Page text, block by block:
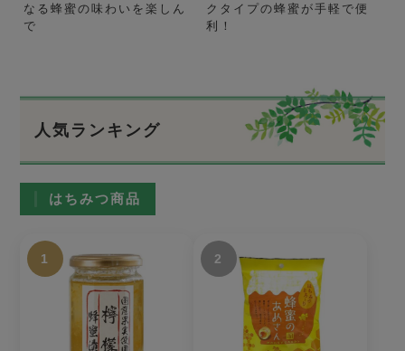
なる蜂蜜の味わいを楽しん
で
クタイプの蜂蜜が手軽で便
利！
人気ランキング
はちみつ商品
1 2